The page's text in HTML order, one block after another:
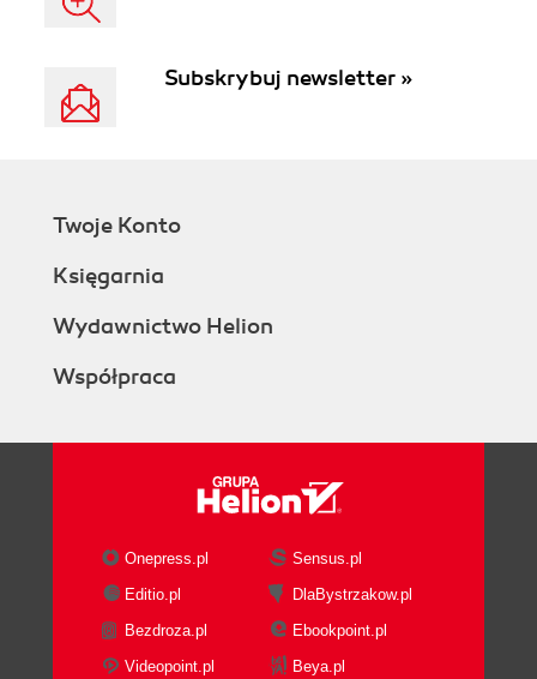
Subskrybuj newsletter »
Twoje Konto
Księgarnia
Wydawnictwo Helion
Współpraca
Onepress.pl
Sensus.pl
Editio.pl
DlaBystrzakow.pl
Bezdroza.pl
Ebookpoint.pl
Videopoint.pl
Beya.pl